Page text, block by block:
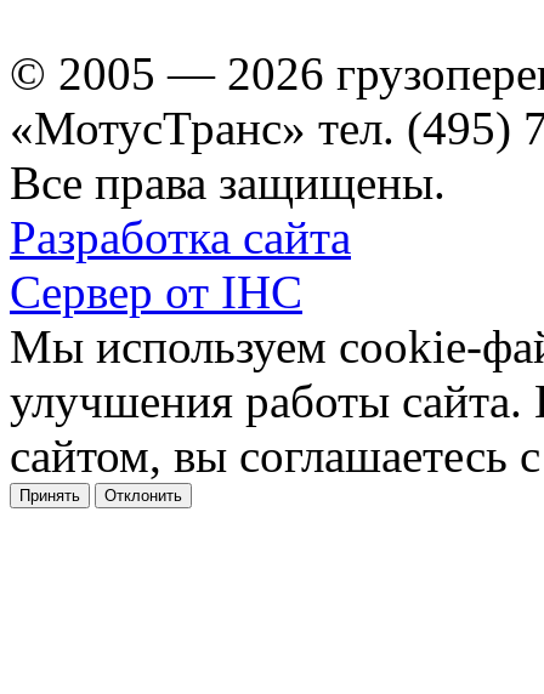
© 2005 — 2026
«МотусТранс» тел. (495)
Все права защищены.
Разработка сайта
Сервер от IHC
Мы используем cookie-
улучшения работы сайта.
сайтом, вы соглашаетесь
Принять Отклонить